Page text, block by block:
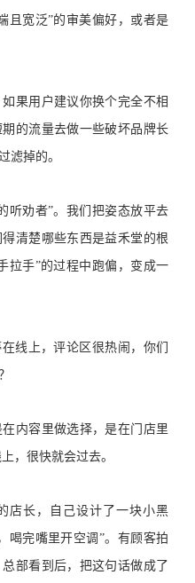
且宽泛”的审美偏好，或者是
果用户建议你换个完全不相
的流量去做一些破坏品牌长
滤掉的。
听劝者”。我们把姿态放平去
清楚哪些东西是益禾堂的根
拉手”的过程中跑偏，变成一
线上，评论区很热闹，你们
内容里做选择，是在门店里
，很快就会过去。
店长，自己设计了一块小黑
喝完嘴里开空调”。有顾客拍
部看到后，把这句话做成了